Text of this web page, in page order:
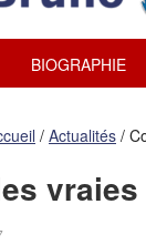
BIOGRAPHIE
/ Actualités /